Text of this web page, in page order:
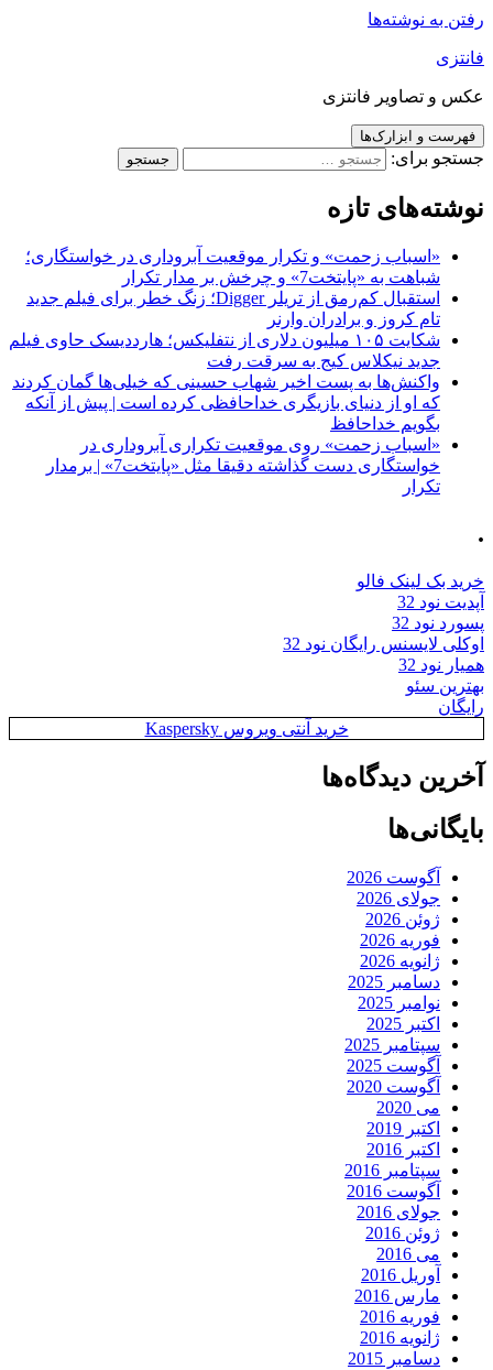
رفتن به نوشته‌ها
فانتزی
عکس و تصاویر فانتزی
فهرست و ابزارک‌ها
جستجو برای:
نوشته‌های تازه
«اسباب زحمت» و تکرار موقعیت آبروداری در خواستگاری؛
شباهت به «پایتخت7» و چرخش بر مدار تکرار
استقبال کم‌رمق از تریلر Digger؛ زنگ خطر برای فیلم جدید
تام کروز و برادران وارنر
شکایت ۱۰۵ میلیون دلاری از نتفلیکس؛ هارددیسک حاوی فیلم
جدید نیکلاس کیج به سرقت رفت
واکنش‌ها به پست اخیر شهاب حسینی که خیلی‌ها گمان کردند
که او از دنیای بازیگری خداحافظی کرده است | پیش از آنکه
بگویم خداحافظ
«اسباب زحمت» روی موقعیت تکراری آبروداری در
خواستگاری دست گذاشته دقیقا مثل «پایتخت7» | برمدار
تکرار
.
خرید بک لینک فالو
آپدیت نود 32
پسورد نود 32
اوکلی لایسنس رایگان نود 32
همیار نود 32
بهترین سئو
رایگان
خرید آنتی ویروس Kaspersky
آخرین دیدگاه‌ها
بایگانی‌ها
آگوست 2026
جولای 2026
ژوئن 2026
فوریه 2026
ژانویه 2026
دسامبر 2025
نوامبر 2025
اکتبر 2025
سپتامبر 2025
آگوست 2025
آگوست 2020
می 2020
اکتبر 2019
اکتبر 2016
سپتامبر 2016
آگوست 2016
جولای 2016
ژوئن 2016
می 2016
آوریل 2016
مارس 2016
فوریه 2016
ژانویه 2016
دسامبر 2015